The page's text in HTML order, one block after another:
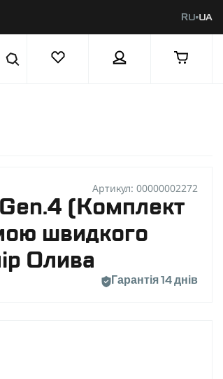
RU UA
Артикул: 00000002272
(Комплект
швидкого
Олива
Гарантія 14 днів